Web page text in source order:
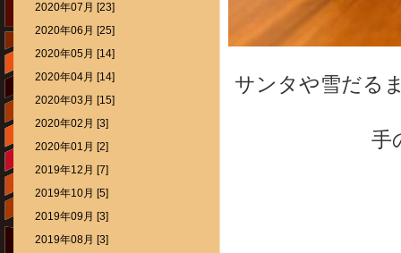
サンタや雪だる
手
2020年07月 [23]
2020年06月 [25]
2020年05月 [14]
2020年04月 [14]
2020年03月 [15]
2020年02月 [3]
2020年01月 [2]
2019年12月 [7]
2019年10月 [5]
2019年09月 [3]
2019年08月 [3]